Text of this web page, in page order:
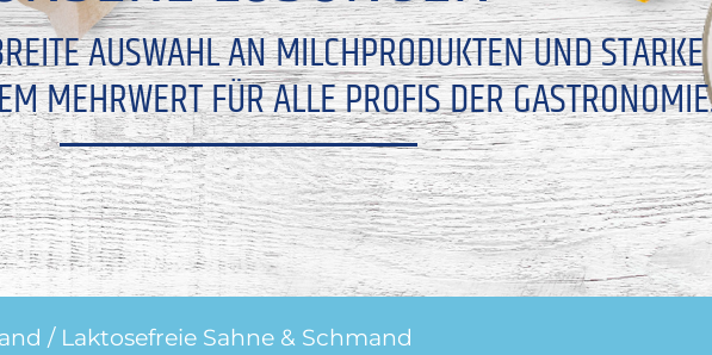
AUSWAHL AN MILCHPRODUKTEN UND
MEHRWERT FÜR ALLE PROFIS DER
/ Laktosefreie Sahne & Schmand